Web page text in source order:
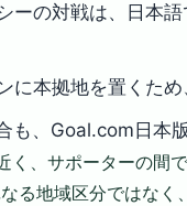
ーの対戦は、日本
に本拠地を置くた
も、Goal.com日本
く、サポーターの間
る地域区分ではなく、